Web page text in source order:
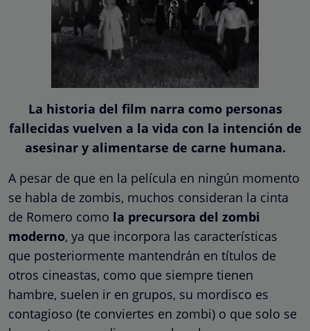
La historia del film narra como personas
fallecidas vuelven a la vida con la intención de
asesinar y alimentarse de carne humana.
A pesar de que en la película en ningún momento
se habla de zombis, muchos consideran la cinta
de Romero como la precursora del zombi
moderno, ya que incorpora las características
que posteriormente mantendrán en títulos de
otros cineastas, como que siempre tienen
hambre, suelen ir en grupos, su mordisco es
contagioso (te conviertes en zombi) o que solo se